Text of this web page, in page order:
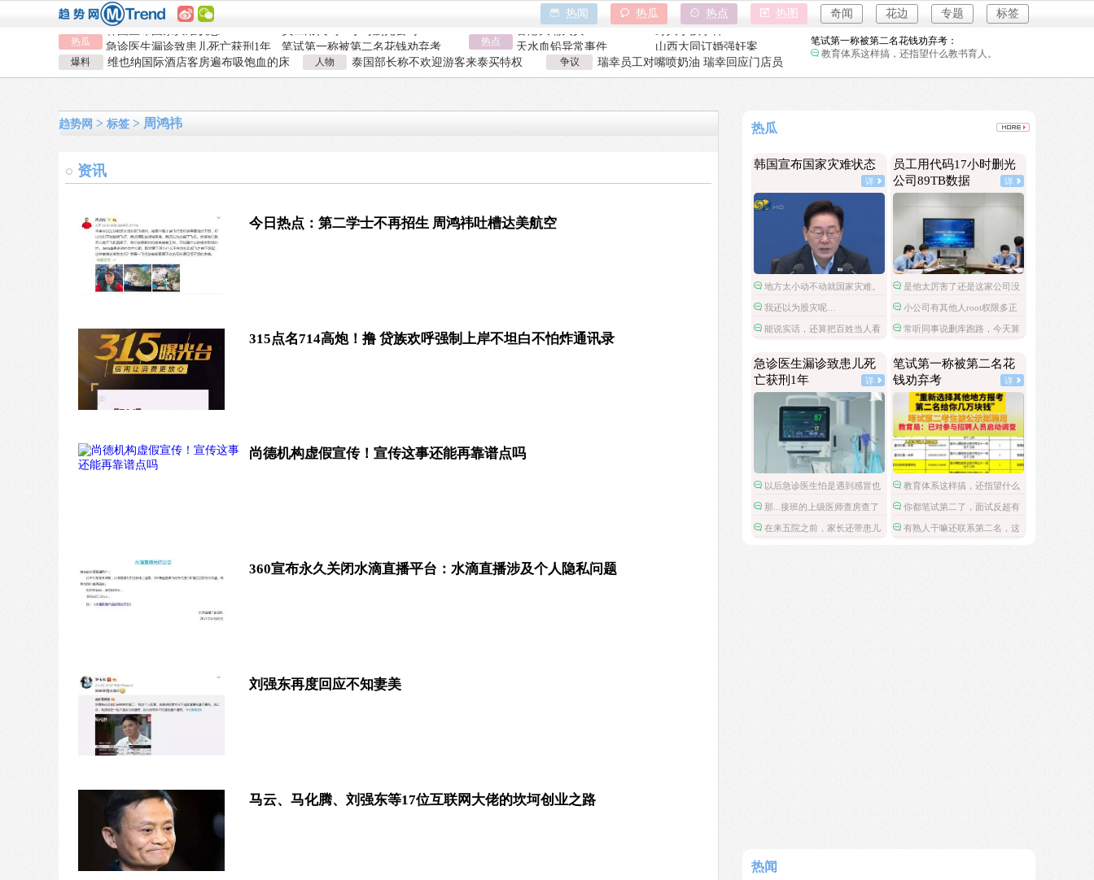
标签
专题
花边
奇闻
热图
热点
热瓜
热闻
热瓜
韩国宣布国家灾难状态
数据
急诊医生漏诊致患儿死亡获刑1年
笔试第一称被第二名花钱劝弃考
泰航拒绝20多名中国乘客登机
两名女店员被炸身亡震动日本
韩国宣布国家灾难状态
员工用代码17小时删光公司89TB
热点
香港大埔火灾
野人小孩事件
天水血铅异常事件
山西大同订婚强奸案
特朗普泽连斯基吵架
吉林大爷救助重庆游客
香港大埔火灾
野人小孩事件
爆料
维也纳国际酒店客房遍布吸饱血的床
虱 酒店客房有虫员工反怪顾客不查
人物
泰国部长称不欢迎游客来泰买特权
泰国部长争议发言
争议
瑞幸员工对嘴喷奶油 瑞幸回应门店员
工被曝用奶油枪喂食
以后急诊医生怕是遇到感冒也要把所有检查都做
笔试第一称被第二名花钱劝弃考：
教育体系这样搞，还指望什么教书育人。
泰航拒绝20多名中国乘客登机：
老板没有人性，咱们员工得保护自己的生命安全
韩国宣布国家灾难状态：
地方太小动不动就国家灾难。
员工用代码17小时删光公司89TB数据：
是他太厉害了还是这家公司没有安全管理。
急诊医生漏诊致患儿死亡获刑1年：
以后急诊医生怕是遇到感冒也要把所有检查都做
了。
笔试第一称被第二名花钱劝弃考：
教育体系这样搞，还指望什么教书育人。
泰航拒绝20多名中国乘客登机：
有一说一，他们是不是脑子没发育？谁不知道拉
眼角针对的是亚洲人，他们哪国的啊？
老板没有人性，咱们员工得保护自己的生命安全
趋势网 > 标签 > 周鸿祎
资讯
今日热点：第二学士不再招生 周鸿祎吐槽达美航空
315点名714高炮！撸 贷族欢呼强制上岸不坦白不怕炸通讯录
尚德机构虚假宣传！宣传这事还能再靠谱点吗
360宣布永久关闭水滴直播平台：水滴直播涉及个人隐私问题
刘强东再度回应不知妻美
马云、马化腾、刘强东等17位互联网大佬的坎坷创业之路
热瓜
韩国宣布国家灾难状态
详
地方太小动不动就国家灾难。
我还以为股灾呢…
能说实话，还算把百姓当人看
员工用代码17小时删光
公司89TB数据
详
是他太厉害了还是这家公司没
有安全管理。
小公司有其他人root权限多正
常，我有时候直接告诉开发自己
远程上去发布。
常听同事说删库跑路，今天算
急诊医生漏诊致患儿死
亡获刑1年
详
以后急诊医生怕是遇到感冒也
要把所有检查都做了。
那...接班的上级医师查房查了
什么呢？
在来五院之前，家长还带患儿
笔试第一称被第二名花
钱劝弃考
详
教育体系这样搞，还指望什么
教书育人。
你都笔试第二了，面试反超有
什么不可能的，非要多此一举。
有熟人干嘛还联系第二名，这
热闻